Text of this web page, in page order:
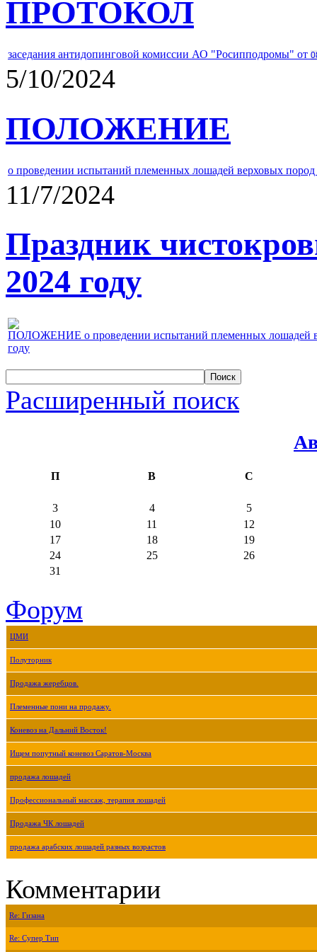
ПРОТОКОЛ
заседания антидопинговой комиссии АО "Росипподромы" от
5/10/2024
ПОЛОЖЕНИЕ
о проведении испытаний племенных лошадей верховых
11/7/2024
Праздник
2024 году
ПОЛОЖЕНИЕ о проведении испытаний племенных лошадей
году
Расширенный поиск
П В С
3 4
5
10
11
12
17
18
19
24
25
26
31
Форум
ЦМИ
Полуторник
Продажа жеребцов.
Племенные пони на продажу.
Коневоз на Дальний Восток!
Ищем попутный коневоз Саратов-Москва
продажа лошадей
Профессиональный массаж, терапия лошадей
Продажа ЧК лошадей
продажа арабских лошадей разных возрастов
Комментарии
Re: Гизана
Re: Супер Тип